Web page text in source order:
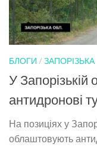
БЛОГИ / ЗАПОРІЗЬКА
У Запорізькій
антидронові
На позиціях у
облаштовують